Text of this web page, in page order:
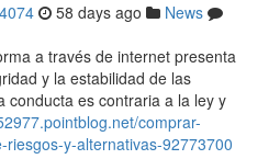
58 days ago
News
a través de internet presenta
y la estabilidad de las
conducta es contraria a la ley y
comprar-
y-alternativas-92773700